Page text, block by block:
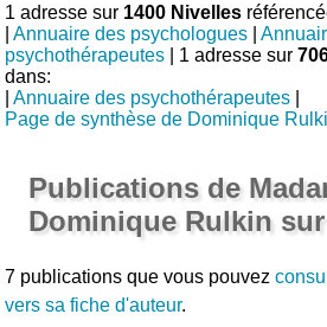
1 adresse sur 1400 Nivelles
|Annuaire des psychologues |
psychothérapeutes | 1 adresse sur
dans:
|Annuaire des psychothérapeutes
Page de synthèse de Dominique
Publications de
Dominique Rulkin
7 publications que vous pouvez
vers sa fiche d'auteur.